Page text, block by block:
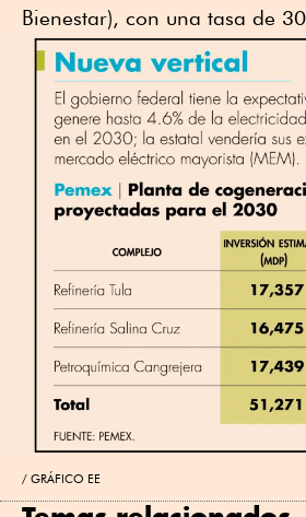
Bienestar), con una tasa de
GRÁFICO EE